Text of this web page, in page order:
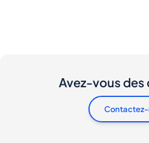
Avez-vous des